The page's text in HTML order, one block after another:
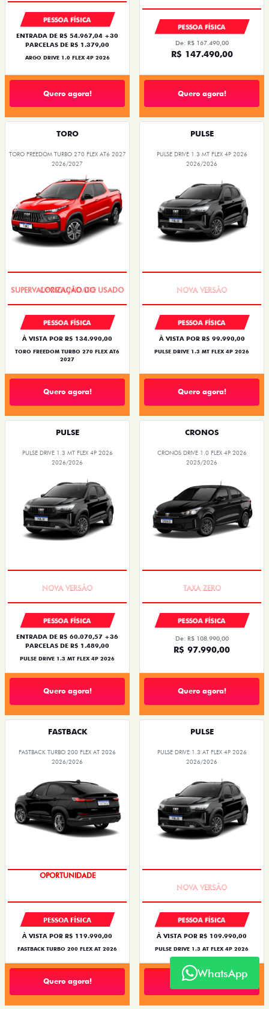
PESSOA FÍSICA
ENTRADA DE R$ 54.967,04 +30
PARCELAS DE R$ 1.379,00
ARGO DRIVE 1.0 FLEX 4P 2026
Quero agora!
PESSOA FÍSICA
De: R$ 167.490,00
R$ 147.490,00
Quero agora!
TORO
TORO FREEDOM TURBO 270 FLEX AT6 2027
2026/2027
PESSOA FÍSICA
À VISTA POR R$ 134.990,00
TORO FREEDOM TURBO 270 FLEX AT6
2027
Quero agora!
PULSE
PULSE DRIVE 1.3 MT FLEX 4P 2026
2026/2026
PESSOA FÍSICA
À VISTA POR R$ 99.990,00
PULSE DRIVE 1.3 MT FLEX 4P 2026
Quero agora!
PULSE
PULSE DRIVE 1.3 MT FLEX 4P 2026
2026/2026
PESSOA FÍSICA
ENTRADA DE R$ 60.070,57 +36
PARCELAS DE R$ 1.489,00
PULSE DRIVE 1.3 MT FLEX 4P 2026
Quero agora!
CRONOS
CRONOS DRIVE 1.0 FLEX 4P 2026
2025/2026
PESSOA FÍSICA
De: R$ 108.990,00
R$ 97.990,00
Quero agora!
FASTBACK
FASTBACK TURBO 200 FLEX AT 2026
2026/2026
OPORTUNIDADE
PESSOA FÍSICA
À VISTA POR R$ 119.990,00
FASTBACK TURBO 200 FLEX AT 2026
Quero agora!
PULSE
PULSE DRIVE 1.3 AT FLEX 4P 2026
2026/2026
PESSOA FÍSICA
À VISTA POR R$ 109.990,00
PULSE DRIVE 1.3 AT FLEX 4P 2026
Quero agora!
WhatsApp